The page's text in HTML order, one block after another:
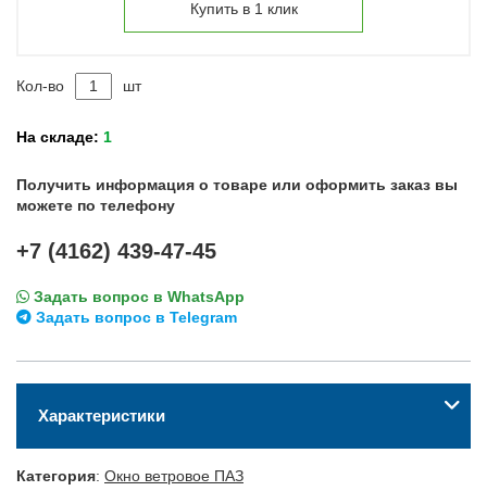
Купить в 1 клик
Кол-во шт
На складе: 1
Получить информация о товаре или оформить заказ вы
можете по телефону
+7 (4162) 439-47-45
Задать вопрос в WhatsApp
Задать вопрос в Telegram
Характеристики
Категория: Окно ветровое ПАЗ